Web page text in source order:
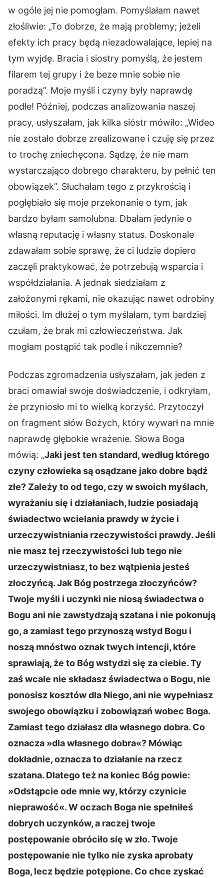
w ogóle jej nie pomogłam. Pomyślałam nawet
złośliwie: „To dobrze, że mają problemy; jeżeli
efekty ich pracy będą niezadowalające, lepiej na
tym wyjdę. Bracia i siostry pomyślą, że jestem
filarem tej grupy i że beze mnie sobie nie
poradzą”. Moje myśli i czyny były naprawdę
podłe! Później, podczas analizowania naszej
pracy, usłyszałam, jak kilka sióstr mówiło: „Wideo
nie zostało dobrze zrealizowane i czuję się przez
to trochę zniechęcona. Sądzę, że nie mam
wystarczająco dobrego charakteru, by pełnić ten
obowiązek”. Słuchałam tego z przykrością i
pogłębiało się moje przekonanie o tym, jak
bardzo byłam samolubna. Dbałam jedynie o
własną reputację i własny status. Doskonale
zdawałam sobie sprawę, że ci ludzie dopiero
zaczęli praktykować, że potrzebują wsparcia i
współdziałania. A jednak siedziałam z
założonymi rękami, nie okazując nawet odrobiny
miłości. Im dłużej o tym myślałam, tym bardziej
czułam, że brak mi człowieczeństwa. Jak
mogłam postąpić tak podle i nikczemnie?
Podczas zgromadzenia usłyszałam, jak jeden z
braci omawiał swoje doświadczenie, i odkryłam,
że przyniosło mi to wielką korzyść. Przytoczył
on fragment słów Bożych, który wywarł na mnie
naprawdę głębokie wrażenie. Słowa Boga
mówią: „Jaki jest ten standard, według którego
czyny człowieka są osądzane jako dobre bądź
złe? Zależy to od tego, czy w swoich myślach,
wyrażaniu się i działaniach, ludzie posiadają
świadectwo wcielania prawdy w życie i
urzeczywistniania rzeczywistości prawdy. Jeśli
nie masz tej rzeczywistości lub tego nie
urzeczywistniasz, to bez wątpienia jesteś
złoczyńcą. Jak Bóg postrzega złoczyńców?
Twoje myśli i uczynki nie niosą świadectwa o
Bogu ani nie zawstydzają szatana i nie pokonują
go, a zamiast tego przynoszą wstyd Bogu i
noszą mnóstwo oznak twych intencji, które
sprawiają, że to Bóg wstydzi się za ciebie. Ty
zaś wcale nie składasz świadectwa o Bogu, nie
ponosisz kosztów dla Niego, ani nie wypełniasz
swojego obowiązku i zobowiązań wobec Boga.
Zamiast tego działasz dla własnego dobra. Co
oznacza »dla własnego dobra«? Mówiąc
dokładnie, oznacza to działanie na rzecz
szatana. Dlatego też na koniec Bóg powie:
»Odstąpcie ode mnie wy, którzy czynicie
nieprawość«. W oczach Boga nie spełniłeś
dobrych uczynków, a raczej twoje
postępowanie obróciło się w zło. Twoje
postępowanie nie tylko nie zyska aprobaty
Boga, lecz będzie potępione. Co chce zyskać